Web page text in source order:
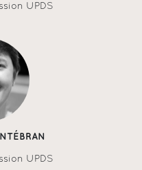
UPDS
UPDS